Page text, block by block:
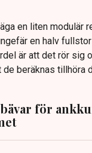
en liten modulär
en halv
är att det rör sig
beräknas tillhöra
för